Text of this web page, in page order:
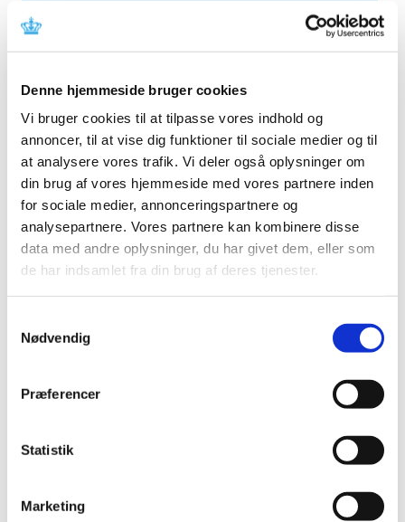
Denne hjemmeside bruger cookies
Vi bruger cookies til at tilpasse vores indhold og
annoncer, til at vise dig funktioner til sociale medier og til
at analysere vores trafik. Vi deler også oplysninger om
din brug af vores hjemmeside med vores partnere inden
for sociale medier, annonceringspartnere og
analysepartnere. Vores partnere kan kombinere disse
data med andre oplysninger, du har givet dem, eller som
de har indsamlet fra din brug af deres tjenester.
Nødvendig
Præferencer
Statistik
Marketing
2026 (84)
2024 (224)
2023 (195)
2022 (197)
2021 (516)
2020 (263)
2019 (159)
2018 (150)
2017 (167)
2014 (44)
december (4)
september (6)
juli (2)